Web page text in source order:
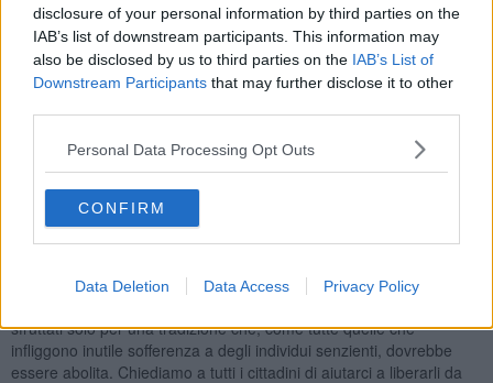
disclosure of your personal information by third parties on the
IAB’s list of downstream participants. This information may
also be disclosed by us to third parties on the IAB’s List of
Downstream Participants that may further disclose it to other
Personal Data Processing Opt Outs
CONFIRM
Data Deletion Data Access Privacy Policy
“Le carrozzelle a Firenze e le botticelle a Roma – hanno spiegato
gli organizzatori - vengono usate per il divertimento di turisti poco
accorti che non si sono mai domandati cosa si nasconda dietro
questa pratica. Un divertimento anacronistico che comporta
pioggia e al freddo in inverno, in mezzo al traffico e ai rumori
assordanti che li spaventano. Spesso svengono per la stanchezza
o si feriscono perché i loro zoccoli non sono fatti per calpestare
l’asfalto cittadino. Sono picchiati per continuare a camminare anche
quando sono visibilmente sfiancati dalla fatica e costretti a
dolore alla bocca e che li rende a forza remissivi e sottomessi. I
sfruttati solo per una tradizione che, come tutte quelle che
infliggono inutile sofferenza a degli individui senzienti, dovrebbe
essere abolita. Chiediamo a tutti i cittadini di aiutarci a liberarli da